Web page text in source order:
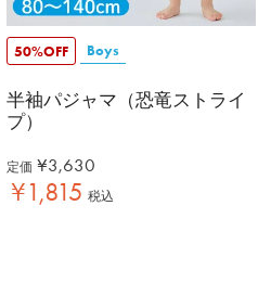
50%OFF Boys
半袖パジャマ（恐竜ストライ
プ）
定価 ¥3,630
¥1,815 税込